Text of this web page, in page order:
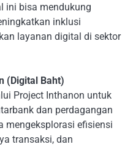
ini bisa mendukung
inklusi
layanan digital di sektor
(Digital Baht)
Project Inthanon untuk
dan perdagangan
mengeksplorasi efisiensi
transaksi, dan